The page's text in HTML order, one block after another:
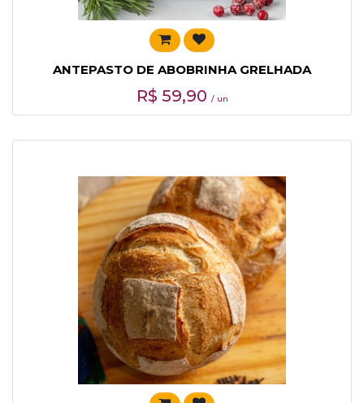
ANTEPASTO DE ABOBRINHA GRELHADA
R$ 59,90 / un